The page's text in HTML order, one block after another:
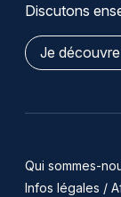
Discutons
Je
Qui sommes-
Infos légales /